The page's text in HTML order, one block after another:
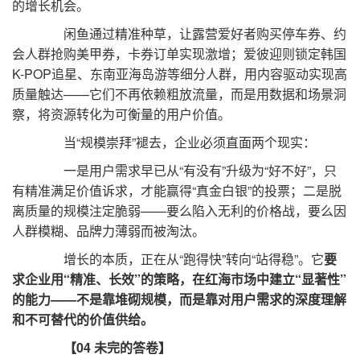
的增长机会。
闲鱼通过精准种草，让露营爱好者购买停车券、约
会人群抢购美甲券，卡券订单实现激增；爱彼迎则锁定韩国
K-POP追星、东南亚海岛游等细分人群，用内容驱动实现高
质量触达——它们不再依赖粗放流量，而是用数据和场景洞
察，将资源转化为可衡量的用户价值。
当“规模崇拜”褪去，企业必须直面两个现实：
一是用户需求早已从“有没有”升级为“好不好”，只
有精准满足价值诉求，才能赢得“真金白银”的投票；二是脱
离质量的规模注定脆弱——要么陷入无利的价格战，要么因
人群模糊、品牌力薄弱而被淘汰。
增长的本质，正在从“跑得快”转向“站得稳”。它要
求企业用“精准、长效”的策略，在红海市场中建立“显著性”
的能力——不是靠堆砌规模，而是靠对用户需求的深度理解
和不可替代的价值供给。
【04 未完的答卷】